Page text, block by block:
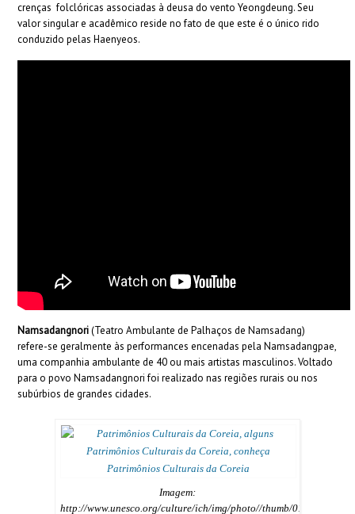
crenças folclóricas associadas à deusa do vento Yeongdeung. Seu
valor singular e acadêmico reside no fato de que este é o único rido
conduzido pelas Haenyeos.
Namsadangnori(Teatro Ambulante de Palhaços de Namsadang)
refere-se geralmente às performances encenadas pela Namsadangpae,
uma companhia ambulante de 40 ou mais artistas masculinos. Voltado
para o povo Namsadangnori foi realizado nas regiões rurais ou nos
subúrbios de grandes cidades.
Imagem:
http://www.unesco.org/culture/ich/img/photo//thumb/01524-